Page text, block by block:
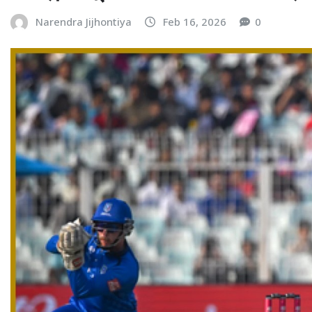
Narendra Jijhontiya Feb 16, 2026 0